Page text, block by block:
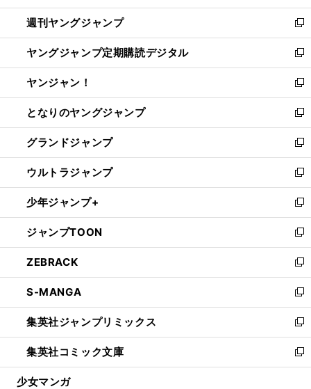
開
く
ウ
で
開
く
ン
ド
ウ
で
開
く
ウ
ィ
ン
ド
ウ
で
開
く
週刊ヤングジャンプ
新
し
い
ウ
ィ
ン
ド
ウ
で
開
く
ヤングジャンプ定期購読デジタル
新
し
い
ウ
ィ
ン
ド
ウ
で
開
く
ヤンジャン！
新
し
い
ウ
ィ
ン
ド
ウ
で
開
く
となりのヤングジャンプ
新
し
い
ウ
ィ
ン
ド
ウ
で
開
く
グランドジャンプ
新
し
い
ウ
ィ
ン
ド
ウ
で
開
く
ウルトラジャンプ
新
し
い
ウ
ィ
ン
ド
ウ
で
開
く
少年ジャンプ+
新
し
い
ウ
ィ
ン
ド
ウ
で
開
く
ジャンプTOON
新
し
い
ウ
ィ
ン
ド
ウ
で
開
ZEBRACK
新
し
い
ウ
ィ
ン
ド
ウ
S-MANGA
新
し
い
ウ
ィ
ン
集英社ジャンプリミックス
新
し
い
ウ
集英社コミック文庫
新
し
少女マンガ